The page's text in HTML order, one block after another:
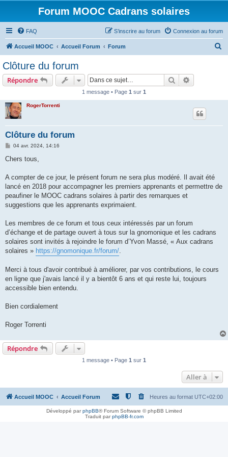
Forum MOOC Cadrans solaires
FAQ Connexion au forum
S’inscrire au forum
Accueil MOOC Accueil Forum Forum
Clôture du forum
Répondre Rechercher
1 message • Page 1 sur 1
RogerTorrenti
Clôture du forum
M
s
g
04 avr. 2024, 14:16
Chers tous,
A compter de ce jour, le présent forum ne sera plus modéré. Il avait été
lancé en 2018 pour accompagner les premiers apprenants et permettre de
peaufiner le MOOC cadrans solaires à partir des remarques et
suggestions que les apprenants exprimaient.
Les membres de ce forum et tous ceux intéressés par un forum
d’échange et de partage ouvert à tous sur la gnomonique et les cadrans
solaires sont invités à rejoindre le forum d’Yvon Massé, « Aux cadrans
solaires » https://gnomonique.fr/forum/.
Merci à tous d'avoir contribué à améliorer, par vos contributions, le cours
en ligne que j'avais lancé il y a bientôt 6 ans et qui reste lui, toujours
accessible bien entendu.
Bien cordialement
Roger Torrenti
Répondre
1 message • Page 1 sur 1
Aller à
Accueil MOOC Accueil Forum Heures au format UTC+02:00
Développé parphpBB® Forum Software © phpBB Limited
Traduit parphpBB-fr.com